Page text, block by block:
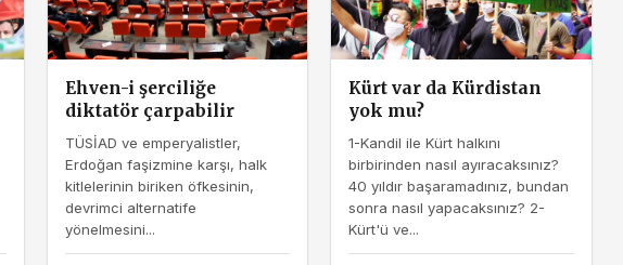
Ehven-i şerciliğe
diktatör çarpabilir
TÜSİAD ve emperyalistler,
Erdoğan faşizmine karşı, halk
kitlelerinin biriken öfkesinin,
devrimci alternatife
yönelmesini...
Kürt var da Kürdistan
yok mu?
1-Kandil ile Kürt halkını
birbirinden nasıl ayıracaksınız?
40 yıldır başaramadınız, bundan
sonra nasıl yapacaksınız? 2-
Kürt'ü ve...